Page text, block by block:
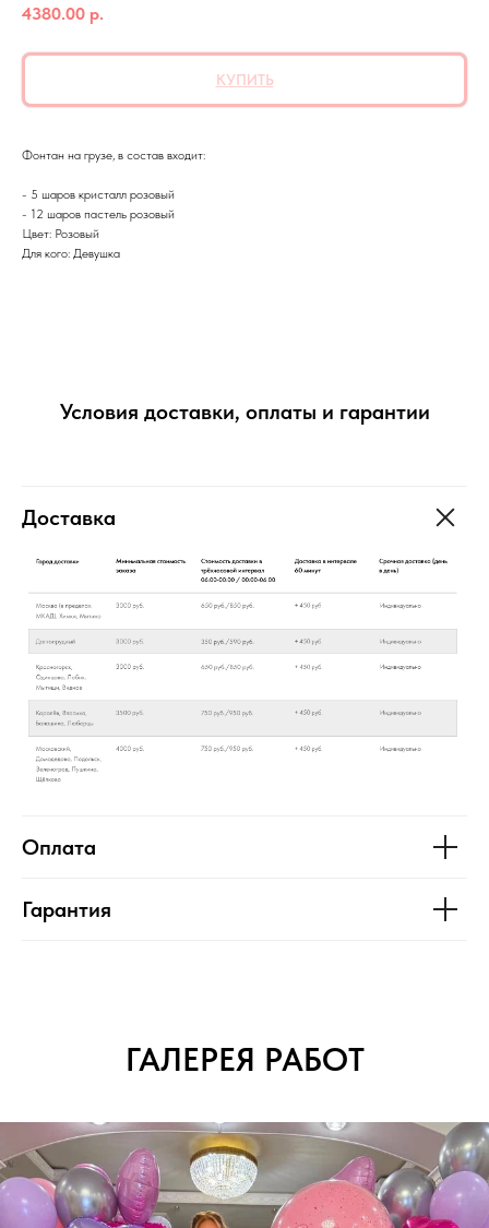
4380.00 р.
КУПИТЬ
Фонтан на грузе, в состав входит:
- 5 шаров кристалл розовый
- 12 шаров пастель розовый
Цвет: Розовый
Для кого: Девушка
Условия доставки, оплаты и гарантии
Доставка
Оплата
Гарантия
ГАЛЕРЕЯ РАБОТ